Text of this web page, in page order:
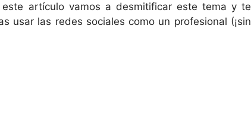
artículo vamos a desmitificar este tema y te
usar las redes sociales como un profesional (¡sin